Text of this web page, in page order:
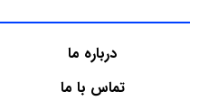
درباره ما
تماس با ما